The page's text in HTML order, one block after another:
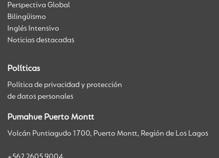
Perspectiva Global
Bilingüismo
Inglés Intensivo
Noticias destacadas
Políticas
Política de privacidad y protección
de datos personales
Pumahue Puerto Montt
Volcán Puntiagudo 1700, Puerto Montt, Región de Los Lagos